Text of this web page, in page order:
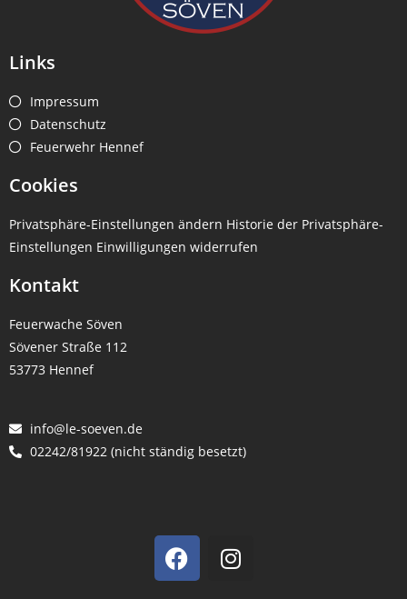
Links
Impressum
Datenschutz
Feuerwehr Hennef
Cookies
Privatsphäre-Einstellungen ändern Historie der Privatsphäre-
Einstellungen Einwilligungen widerrufen
Kontakt
Feuerwache Söven
Sövener Straße 112
53773 Hennef
info@le-soeven.de
02242/81922 (nicht ständig besetzt)